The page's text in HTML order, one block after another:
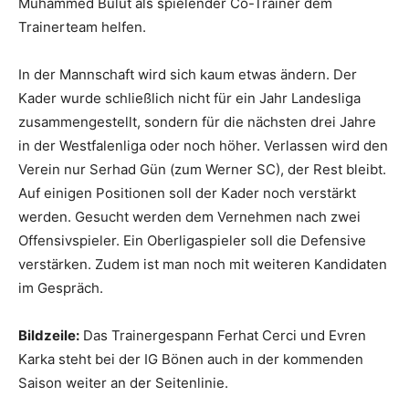
Trainerteam helfen.
In der Mannschaft wird sich kaum etwas ändern. Der
Kader wurde schließlich nicht für ein Jahr Landesliga
zusammengestellt, sondern für die nächsten drei Jahre
in der Westfalenliga oder noch höher. Verlassen wird den
Verein nur Serhad Gün (zum Werner SC), der Rest bleibt.
Auf einigen Positionen soll der Kader noch verstärkt
werden. Gesucht werden dem Vernehmen nach zwei
Offensivspieler. Ein Oberligaspieler soll die Defensive
verstärken. Zudem ist man noch mit weiteren Kandidaten
im Gespräch.
Bildzeile: Das Trainergespann Ferhat Cerci und Evren
Karka steht bei der IG Bönen auch in der kommenden
Saison weiter an der Seitenlinie.